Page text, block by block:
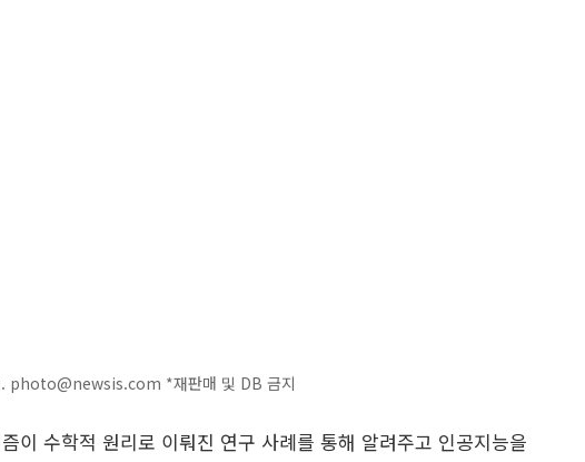
photo@newsis.com *재판매 및 DB 금지
이 수학적 원리로 이뤄진 연구 사례를 통해 알려주고 인공지능을